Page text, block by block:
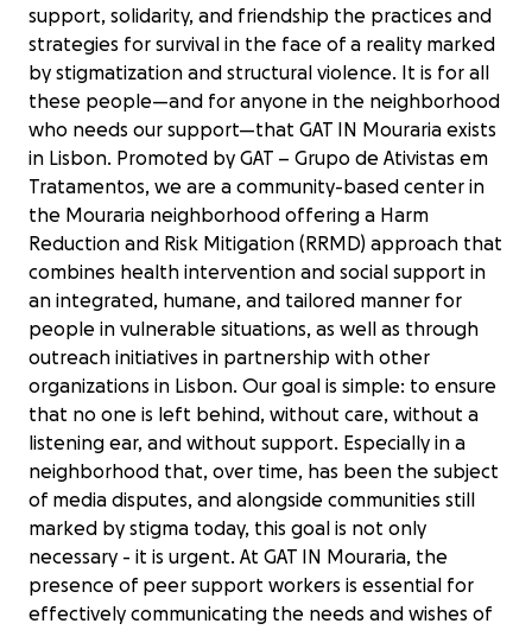
support, solidarity, and friendship the practices and
strategies for survival in the face of a reality marked
by stigmatization and structural violence. It is for all
these people—and for anyone in the neighborhood
who needs our support—that GAT IN Mouraria exists
in Lisbon. Promoted by GAT – Grupo de Ativistas em
Tratamentos, we are a community-based center in
the Mouraria neighborhood offering a Harm
Reduction and Risk Mitigation (RRMD) approach that
combines health intervention and social support in
an integrated, humane, and tailored manner for
people in vulnerable situations, as well as through
outreach initiatives in partnership with other
organizations in Lisbon. Our goal is simple: to ensure
that no one is left behind, without care, without a
listening ear, and without support. Especially in a
neighborhood that, over time, has been the subject
of media disputes, and alongside communities still
marked by stigma today, this goal is not only
necessary - it is urgent. At GAT IN Mouraria, the
presence of peer support workers is essential for
effectively communicating the needs and wishes of